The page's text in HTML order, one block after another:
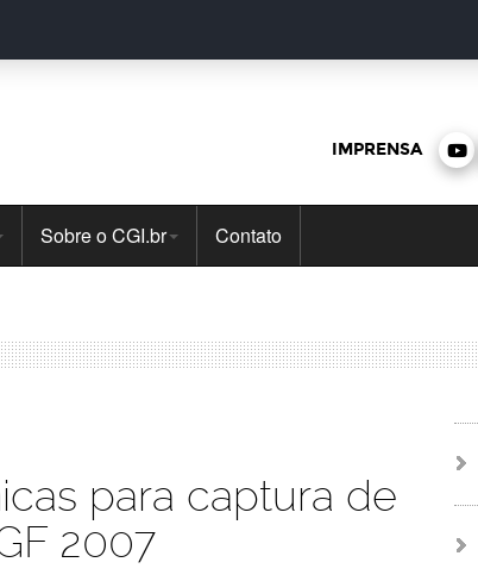
IMPRENSA
Sobre o CGI.br Contato
para captura de
2007